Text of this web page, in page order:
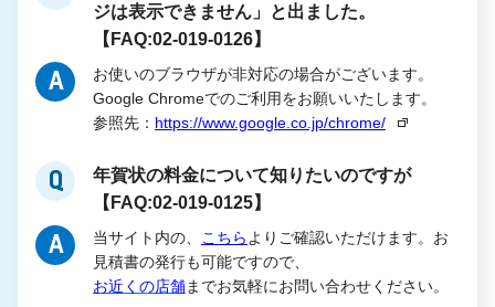
ジは表示できません」と出ました。
【FAQ:02-019-0126】
A
お使いのブラウザが非対応の場合がございます。
Google Chromeでのご利用をお願いいたします。
参照先： https://www.google.co.jp/chrome/
Q
年賀状の料金について知りたいのですが
【FAQ:02-019-0125】
A 当サイト内の、 こちら よりご確認いただけます。お
見積書の発行も可能ですので、
お近くの店舗までお気軽にお問い合わせください。